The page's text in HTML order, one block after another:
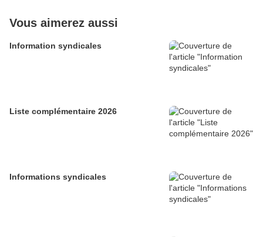
Vous aimerez aussi
Information syndicales
Liste complémentaire 2026
Informations syndicales